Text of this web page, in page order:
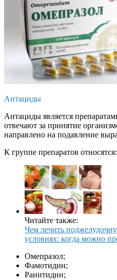
Антациды
Антациды является
отвечают за принятие
направлено на подавление
К группе препаратов относятся:
Читайте также:
Чем лечить
условиях: когда можно
Омепразол;
Фамотидин;
Ранитидин;